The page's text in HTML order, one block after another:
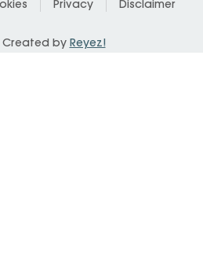
Privacy Disclaimer
by Reyez!